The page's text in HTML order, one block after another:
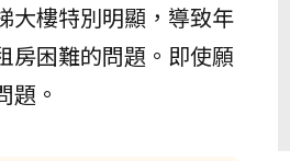
大樓特別明顯，導致年
房困難的問題。即使願
題。